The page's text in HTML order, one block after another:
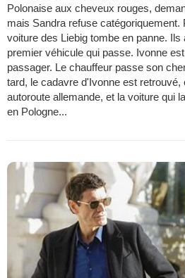
Polonaise aux cheveux rouges,
mais Sandra refuse catégoriquement.
voiture des Liebig tombe en panne. Ils
premier véhicule qui passe. Ivonne
passager. Le chauffeur passe son
tard, le cadavre d'Ivonne est retrouvé,
autoroute allemande, et la voiture qui
en Pologne...